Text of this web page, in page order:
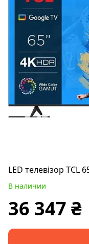
LED телевізор TCL
В наличии
36 347 ₴